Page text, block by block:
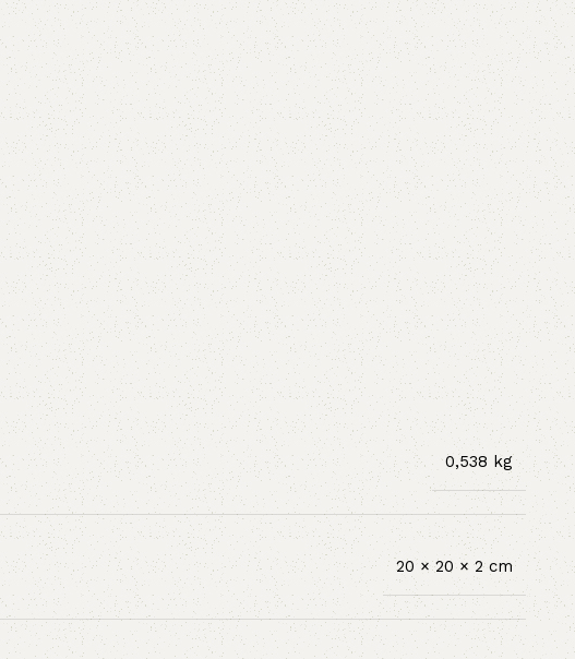
0,538 kg
20 × 20 × 2 cm